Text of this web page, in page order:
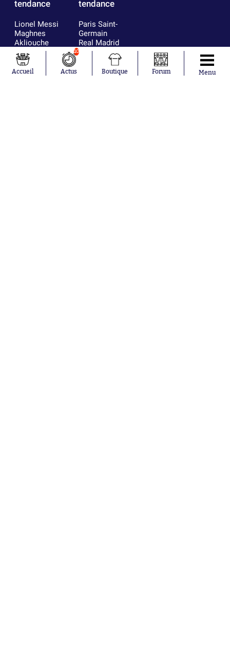
tendance
Lionel Messi
Maghnes
Akliouche
Mohamed
Salah
Neymar
tendance
Paris Saint-
Germain
Real Madrid
Olympique de
Marseille
Accueil
10
Actus Boutique Forum Menu